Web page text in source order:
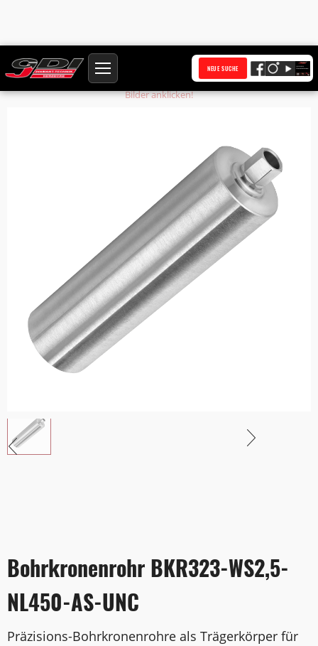
NEUE SUCHE
Startseite Produkte Bohrkronenrohr BKR323-WS2,5-NL450-AS-UNC
Bilder anklicken!
Bohrkronenrohr BKR323-WS2,5-
NL450-AS-UNC
Präzisions-Bohrkronenrohre als Trägerkörper für